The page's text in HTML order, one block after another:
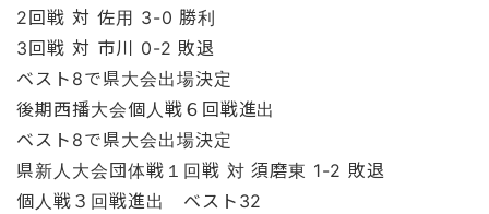
2回戦 対 佐用 3-0 勝利
3回戦 対 市川 0-2 敗退
ベスト8で県大会出場決定
後期西播大会個人戦６回戦進出
ベスト8で県大会出場決定
県新人大会団体戦１回戦 対 須磨東 1-2 敗退
個人戦３回戦進出 ベスト32